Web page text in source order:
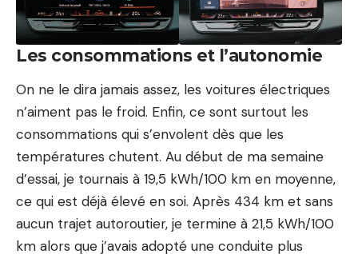
Les consommations et l’autonomie
On ne le dira jamais assez, les voitures électriques
n’aiment pas le froid. Enfin, ce sont surtout les
consommations qui s’envolent dès que les
températures chutent. Au début de ma semaine
d’essai, je tournais à 19,5 kWh/100 km en moyenne,
ce qui est déjà élevé en soi. Après 434 km et sans
aucun trajet autoroutier, je termine à 21,5 kWh/100
km alors que j’avais adopté une conduite plus